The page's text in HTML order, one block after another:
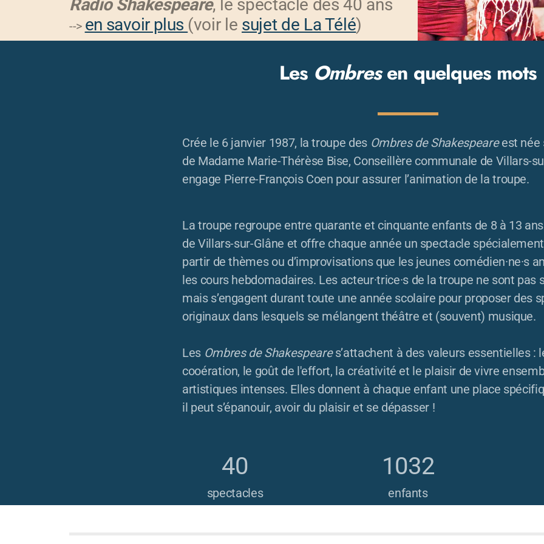
Radio Shakespeare, le spectacle des 40 ans
--> en savoir plus (voir le sujet de La Télé)
Les Ombresen quelques mots
Crée le 6 janvier 1987, la troupe des Ombres de Shakespeareest née
de Madame Marie-Thérèse Bise, Conseillère communale de Villars-
engage Pierre-François Coen pour assurer l’animation de la troupe.
La troupe regroupe entre quarante et cinquante enfants de 8 à 13
de Villars-sur-Glâne et offre chaque année un spectacle
partir de thèmes ou d’improvisations que les jeunes comédien·ne·s
les cours hebdomadaires. Les acteur·trice·s de la troupe ne sont pas
mais s’engagent durant toute une année scolaire pour proposer des
originaux dans lesquels se mélangent théâtre et (souvent) musique.
Les Ombres de Shakespeares’attachent à des valeurs essentielles :
cooération, le goût de l'effort, la créativité et le plaisir de vivre
artistiques intenses. Elles donnent à chaque enfant une place
il peut s’épanouir, avoir du plaisir et se dépasser !
40
spectacles
1032
enfants